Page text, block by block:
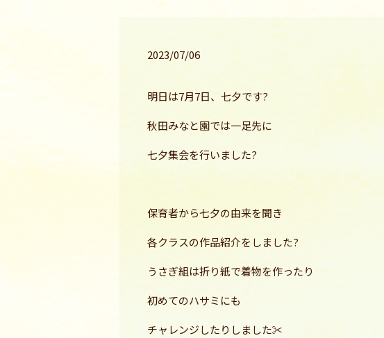
2023/07/06
明日は7月7日、七夕です?
秋田みなと園では一足先に
七夕集会を行いました?
保育者から七夕の由来を聞き
各クラスの作品紹介をしました?
うさぎ組は折り紙で着物を作ったり
初めてのハサミにも
チャレンジしたりしました✂